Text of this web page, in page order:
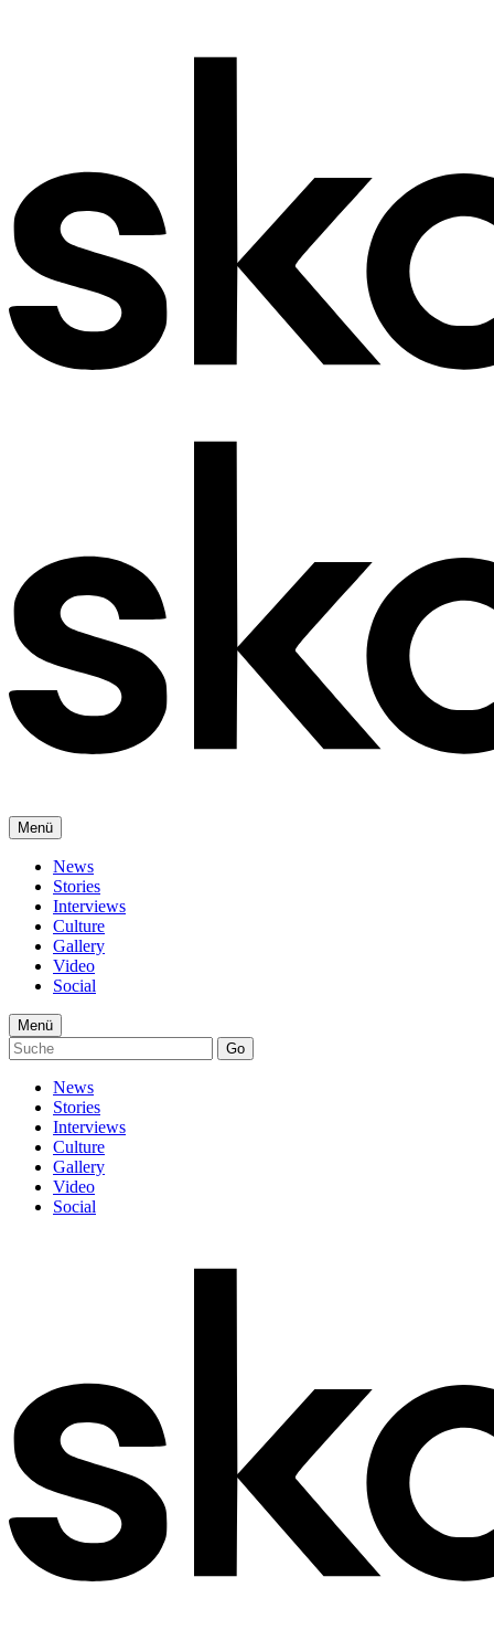
Menü
News
Stories
Interviews
Culture
Gallery
Video
Social
Menü
Go
News
Stories
Interviews
Culture
Gallery
Video
Social